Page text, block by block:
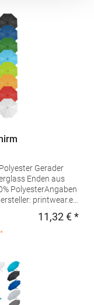
Gerader
PolyesterAngaben
printwear.eu
11,32 € *